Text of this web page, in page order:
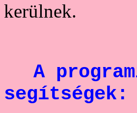
kerülnek.
A
segítségek: